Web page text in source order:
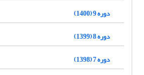
دوره 9 (1400)
دوره 8 (1399)
دوره 7 (1398)